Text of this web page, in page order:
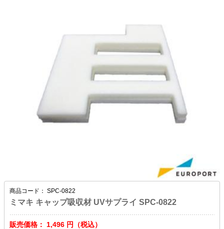
商品コード： SPC-0822
ミマキ キャップ吸収材 UVサプライ SPC-0822
販売価格： 1,496 円（税込）